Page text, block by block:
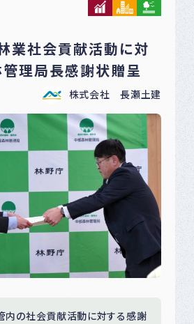
林業社会貢献活動に対
理局長感謝状贈呈
株式会社 長瀬土建
内の社会貢献活動に対する感謝